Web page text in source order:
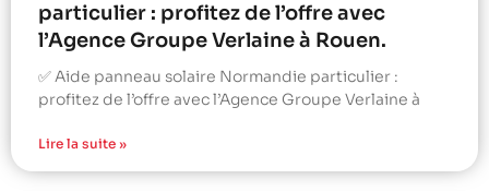
particulier : profitez de l’offre avec
l’Agence Groupe Verlaine à Rouen.
✅ Aide panneau solaire Normandie particulier :
profitez de l’offre avec l’Agence Groupe Verlaine à
Lire la suite »